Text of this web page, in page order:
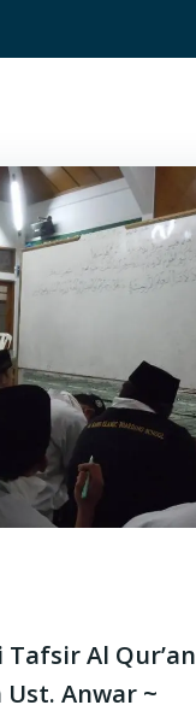
Al Qur’an
Anwar ~